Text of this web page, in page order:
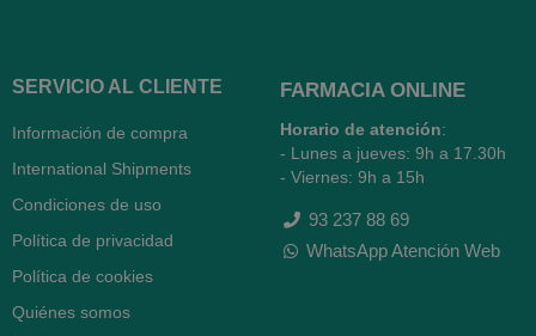
SERVICIO AL CLIENTE
Información de compra
International Shipments
Condiciones de uso
Política de privacidad
Política de cookies
Quiénes somos
FARMACIA ONLINE
Horario de atención:
- Lunes a jueves: 9h a 17.30h
- Viernes: 9h a 15h
93 237 88 69
WhatsApp Atención Web